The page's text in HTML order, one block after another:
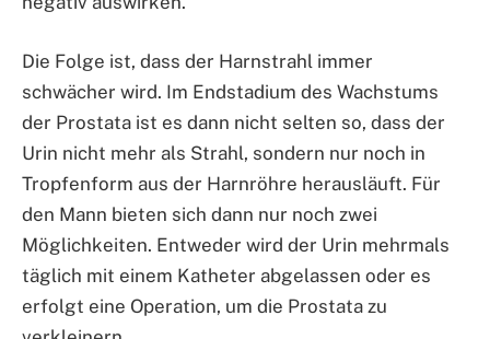
Die Folge ist, dass der Harnstrahl immer
schwächer wird. Im Endstadium des Wachstums
der Prostata ist es dann nicht selten so, dass der
Urin nicht mehr als Strahl, sondern nur noch in
Tropfenform aus der Harnröhre herausläuft. Für
den Mann bieten sich dann nur noch zwei
Möglichkeiten. Entweder wird der Urin mehrmals
täglich mit einem Katheter abgelassen oder es
erfolgt eine Operation, um die Prostata zu